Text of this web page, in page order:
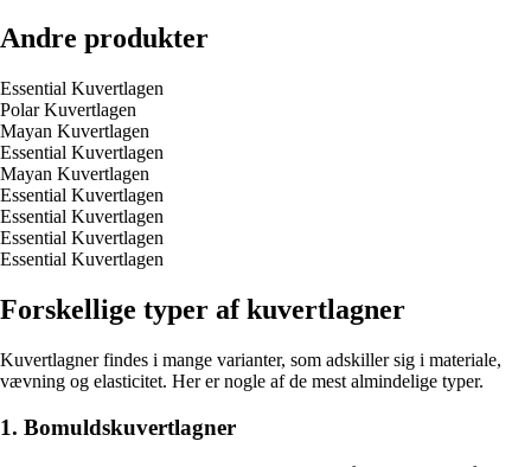
Andre produkter
Essential Kuvertlagen
Polar Kuvertlagen
Mayan Kuvertlagen
Essential Kuvertlagen
Mayan Kuvertlagen
Essential Kuvertlagen
Essential Kuvertlagen
Essential Kuvertlagen
Essential Kuvertlagen
Forskellige typer af kuvertlagner
Kuvertlagner findes i mange varianter, som adskiller sig i materiale,
vævning og elasticitet. Her er nogle af de mest almindelige typer.
1. Bomuldskuvertlagner